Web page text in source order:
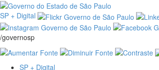
SP + Digital
/governosp
SP + Digital